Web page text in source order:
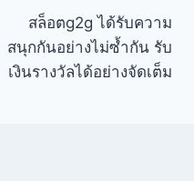
สล็อตg2g ได้รับความ
สนุกกันอย่างไม่ซ้ำกัน รับ
เงินรางวัลได้อย่างจัดเต็ม